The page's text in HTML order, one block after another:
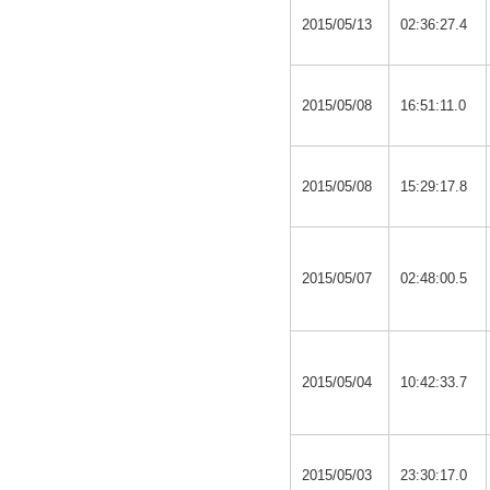
2015/05/13 02:36:27.4
2015/05/08 16:51:11.0
2015/05/08 15:29:17.8
2015/05/07 02:48:00.5
2015/05/04 10:42:33.7
2015/05/03 23:30:17.0